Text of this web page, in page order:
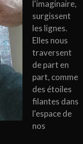
l'imaginaire,
surgissent
les lignes.
Elles nous
traversent
de part en
part, comme
des étoiles
filantes dans
l'espace de
nos